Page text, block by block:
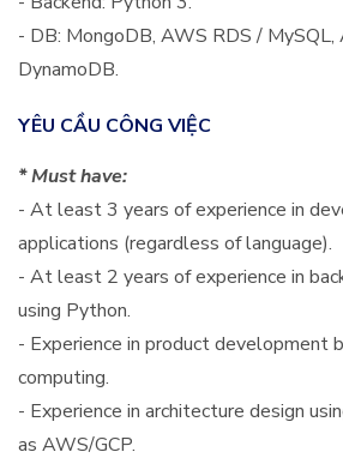
- DB: MongoDB, AWS RDS / MySQL,
DynamoDB.
YÊU CẦU CÔNG VIỆC
* Must have:
- At least 3 years of experience in
applications (regardless of language).
- At least 2 years of experience in
using Python.
- Experience in product development
computing.
- Experience in architecture design
as AWS/GCP.